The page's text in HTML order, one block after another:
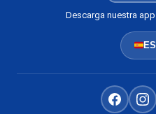
Descarga nuestra